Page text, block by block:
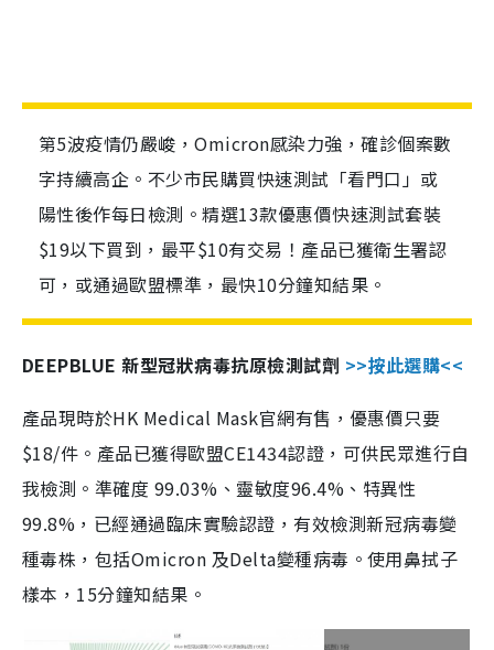
第5波疫情仍嚴峻，Omicron感染力強，確診個案數
字持續高企。不少市民購買快速測試「看門口」或
陽性後作每日檢測。精選13款優惠價快速測試套裝
$19以下買到，最平$10有交易！產品已獲衛生署認
可，或通過歐盟標準，最快10分鐘知結果。
DEEPBLUE 新型冠狀病毒抗原檢測試劑 >>按此選購<<
產品現時於HK Medical Mask官網有售，優惠價只要
$18/件。產品已獲得歐盟CE1434認證，可供民眾進行自
我檢測。準確度 99.03%、靈敏度96.4%、特異性
99.8%，已經通過臨床實驗認證，有效檢測新冠病毒變
種毒株，包括Omicron 及Delta變種病毒。使用鼻拭子
樣本，15分鐘知結果。